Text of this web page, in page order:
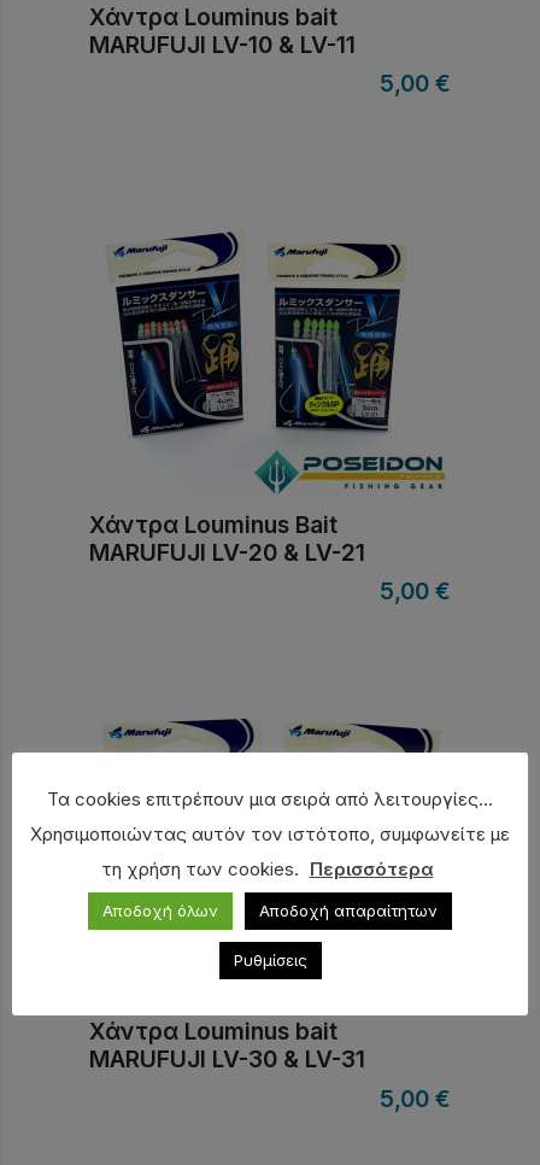
Χάντρα Louminus bait
MARUFUJI LV-10 & LV-11
5,00 €
Χάντρα Louminus Bait
MARUFUJI LV-20 & LV-21
5,00 €
Χάντρα Louminus bait
MARUFUJI LV-30 & LV-31
5,00 €
Τα cookies επιτρέπουν μια σειρά από λειτουργίες...
Χρησιμοποιώντας αυτόν τον ιστότοπο, συμφωνείτε με
τη χρήση των cookies. Περισσότερα
Αποδοχή όλων Αποδοχή απαραίτητων
Ρυθμίσεις